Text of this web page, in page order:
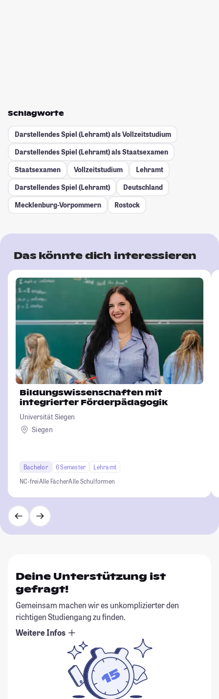
Schlagworte
Darstellendes Spiel (Lehramt) als Vollzeitstudium
Darstellendes Spiel (Lehramt) als Staatsexamen
Staatsexamen
Vollzeitstudium
Lehramt
Darstellendes Spiel (Lehramt)
Deutschland
Mecklenburg-Vorpommern
Rostock
Das könnte dich interessieren
Bildungswissenschaften mit
integrierter Förderpädagogik
Universität Siegen
Siegen
Bachelor 6 Semester
Lehramt
NC-freiAlle FächerAlle Schulformen
Deine Unterstützung ist
gefragt!
Gemeinsam machen wir es unkomplizierter den
richtigen Studiengang zu finden.
Weitere Infos